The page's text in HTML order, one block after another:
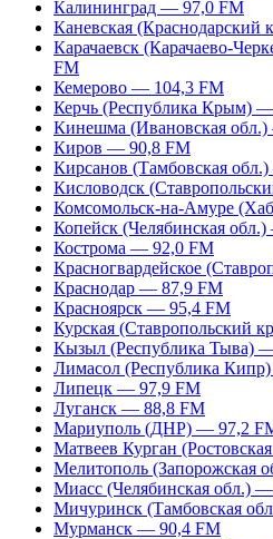
Калининград — 97,0 FM
Каневская
Карачаевск (Карачаево-
FM
Кемерово — 104,3 FM
Керчь (Республика Крым)
Кинешма (Ивановская
Киров — 90,8 FM
Кирсанов (Тамбовская
Кисловодск
Комсомольск-на-Амуре
Копейск (Челябинская
Кострома — 92,0 FM
Красногвардейское
Краснодар — 87,9 FM
Красноярск — 95,4 FM
Курская (Ставропольский
Кызыл (Республика Тыва)
Лимасол (Республика
Липецк — 97,9 FM
Луганск — 88,8 FM
Мариуполь (ДНР) — 97,2
Матвеев Курган
Мелитополь (Запорожская
Миасс (Челябинская обл.)
Мичуринск (Тамбовская
Мурманск — 90,4 FM